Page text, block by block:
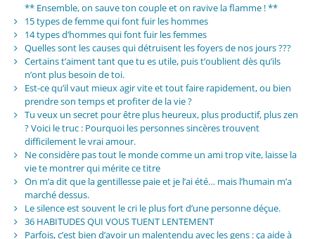
** Ensemble, on sauve ton couple et on ravive la flamme ! **
15 types de femme qui font fuir les hommes
14 types d’hommes qui font fuir les femmes
Quelles sont les causes qui détruisent les foyers de nos jours ???
Certains t’aiment tant que tu es utile, puis t’oublient dès qu’ils
n’ont plus besoin de toi.
Est-ce qu’il vaut mieux agir vite et tout faire rapidement, ou bien
prendre son temps et profiter de la vie ?
Tu veux un secret pour être plus heureux, plus productif, plus zen
? Voici le truc : Pourquoi les personnes sincères trouvent
difficilement le vrai amour.
Ne considère pas tout le monde comme un ami trop vite, laisse la
vie te montrer qui mérite ce titre
On m’a dit que la gentillesse paie et je l’ai été… mais l’humain m’a
marché dessus.
Le silence est souvent le cri le plus fort d’une personne déçue.
36 HABITUDES QUI VOUS TUENT LENTEMENT
Parfois, c’est bien d’avoir un malentendu avec les gens : ça aide à